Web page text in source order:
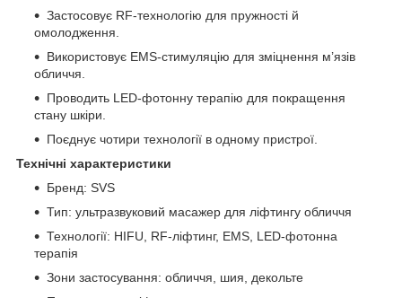
Застосовує RF-технологію для пружності й
омолодження.
Використовує EMS-стимуляцію для зміцнення м’язів
обличчя.
Проводить LED-фотонну терапію для покращення
стану шкіри.
Поєднує чотири технології в одному пристрої.
Технічні характеристики
Бренд: SVS
Тип: ультразвуковий масажер для ліфтингу обличчя
Технології: HIFU, RF-ліфтинг, EMS, LED-фотонна
терапія
Зони застосування: обличчя, шия, декольте